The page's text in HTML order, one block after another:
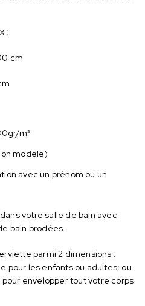
:
cm
m²
modèle)
avec un prénom ou un
votre salle de bain avec
bain brodées.
parmi 2 dimensions :
pour les enfants ou adultes; ou
envelopper tout votre corps